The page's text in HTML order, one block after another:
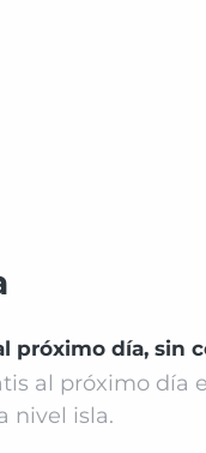
próximo día, sin
al próximo día
nivel isla.